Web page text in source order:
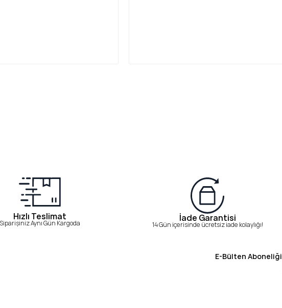
Hızlı Teslimat
Siparişiniz Aynı Gün Kargoda İade Garantisi
14 Gün içerisinde ücretsiz iade kolaylığı!
E-Bülten Aboneliği